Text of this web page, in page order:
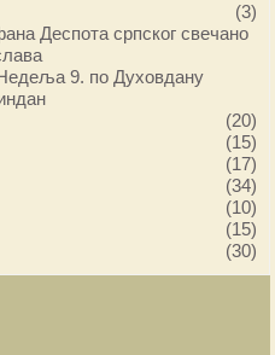
(3)
Деспота српског свечано
9. по Духовдану
(20)
(15)
(17)
(34)
(10)
(15)
(30)